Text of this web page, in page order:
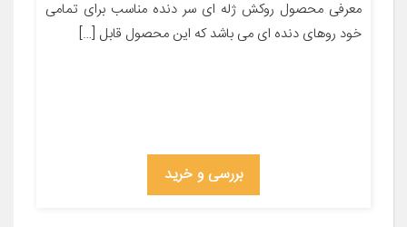
معرفی محصول روکش ژله ای سر دنده مناسب برای تمامی
خود روهای دنده ای می باشد که این محصول قابل […]
بررسی و خرید